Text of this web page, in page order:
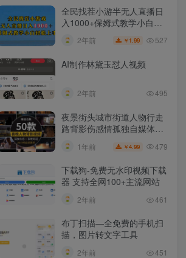
全民找茬小游半无人直播日
入1000+保姆式教学小白轻
2年前 ￥ 1.99 527
AI制作林黛玉怼人视频
2年前 495
夜景街头城市街道人物行走
路背影伤感情孤独自媒体抖
1年前 ￥4.99 479
下载狗-免费无水印视频下载
器 支持全网100+主流网站​
2年前 461
布丁扫描—全免费的手机扫
描，图片转文字工具
2年前 451